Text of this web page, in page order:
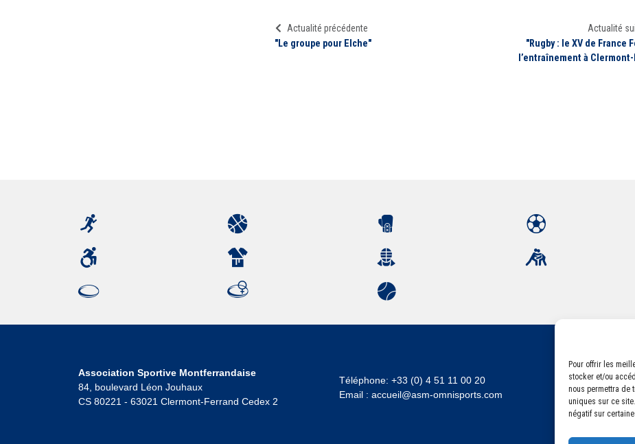
Pour offrir les
stocker et/ou
nous permettra de
uniques sur ce
négatif sur
Actualité précédente
"Le groupe pour Elche"
Actualité
"Rugby : le XV de France
l’entraînement à
Association Sportive Montferrandaise
84, boulevard Léon Jouhaux
CS 80221 - 63021 Clermont-Ferrand Cedex 2
Téléphone: +33 (0) 4 51 11 00 20
Email : accueil@asm-omnisports.com